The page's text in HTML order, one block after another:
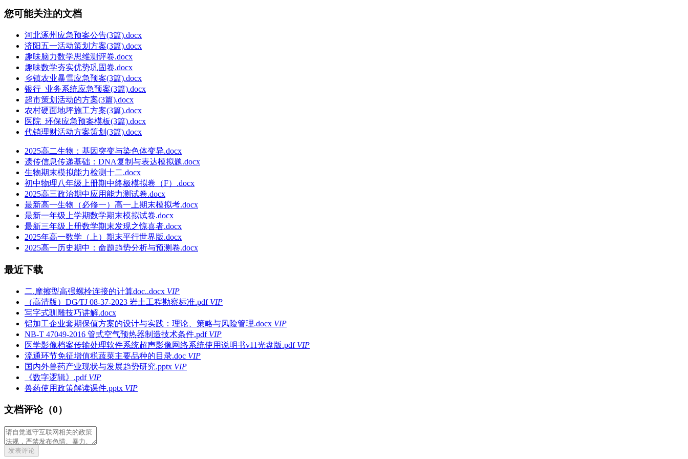
您可能关注的文档
河北涿州应急预案公告(3篇).docx
济阳五一活动策划方案(3篇).docx
趣味脑力数学思维测评卷.docx
趣味数学夯实优势巩固卷.docx
乡镇农业暴雪应急预案(3篇).docx
银行_业务系统应急预案(3篇).docx
超市策划活动的方案(3篇).docx
农村硬面地坪施工方案(3篇).docx
医院_环保应急预案模板(3篇).docx
代销理财活动方案策划(3篇).docx
2025高二生物：基因突变与染色体变异.docx
遗传信息传递基础：DNA复制与表达模拟题.docx
生物期末模拟能力检测十二.docx
初中物理八年级上册期中终极模拟卷（F）.docx
2025高三政治期中应用能力测试卷.docx
最新高一生物（必修一）高一上期末模拟考.docx
最新一年级上学期数学期末模拟试卷.docx
最新三年级上册数学期末发现之惊喜者.docx
2025年高一数学（上）期末平行世界版.docx
2025高一历史期中：命题趋势分析与预测卷.docx
最近下载
二.摩擦型高强螺栓连接的计算doc..docx VIP
（高清版）DG∕TJ 08-37-2023 岩土工程勘察标准.pdf VIP
写字式驯雕技巧讲解.docx
铝加工企业套期保值方案的设计与实践：理论、策略与风险管理.docx VIP
NB-T 47049-2016 管式空气预热器制造技术条件.pdf VIP
医学影像档案传输处理软件系统超声影像网络系统使用说明书v11光盘版.pdf VIP
流通环节免征增值税蔬菜主要品种的目录.doc VIP
国内外兽药产业现状与发展趋势研究.pptx VIP
《数字逻辑》.pdf VIP
兽药使用政策解读课件.pptx VIP
文档评论（0）
发表评论